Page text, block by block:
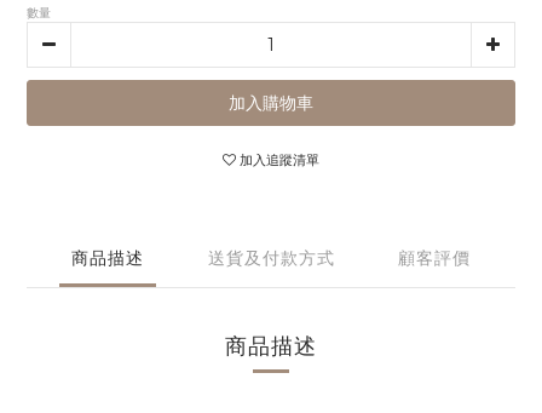
數量
加入購物車
加入追蹤清單
商品描述 送貨及付款方式 顧客評價
商品描述